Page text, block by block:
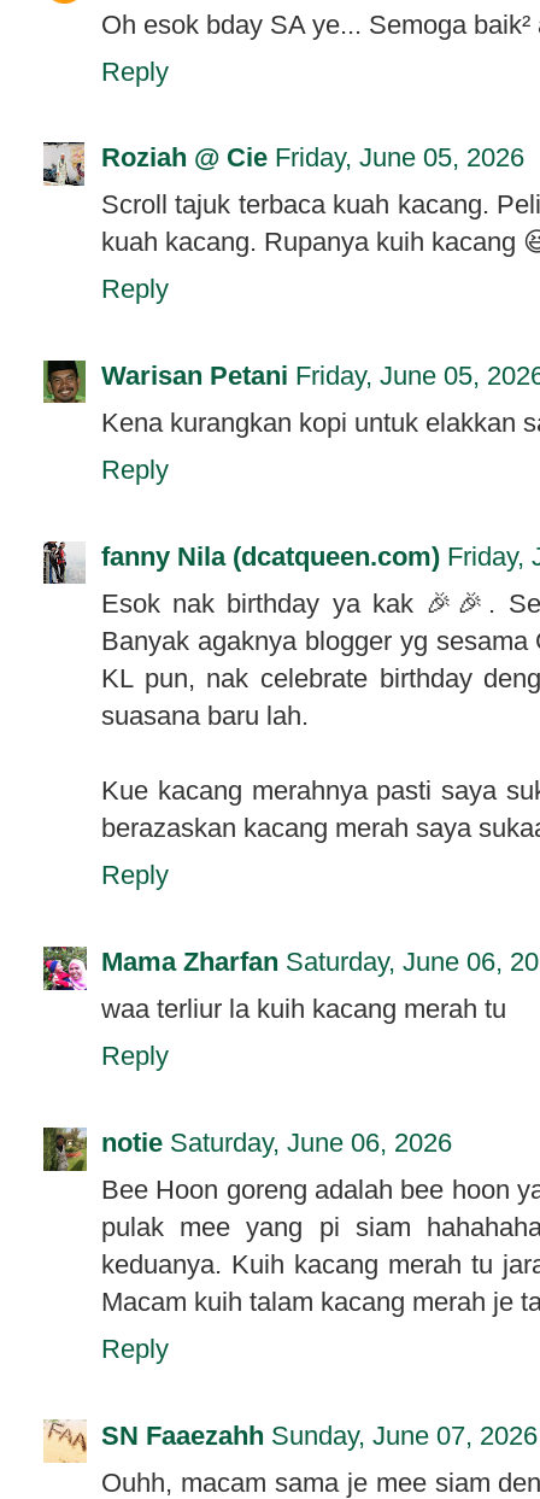
Oh esok bday SA ye... Semoga baik²
Reply
Roziah @ Cie Friday, June 05, 2026
Scroll tajuk terbaca kuah kacang.
kuah kacang. Rupanya kuih kacang
Reply
Warisan Petani Friday, June 05,
Kena kurangkan kopi untuk elakkan
Reply
fanny Nila (dcatqueen.com) Friday,
Esok nak birthday ya kak 🎉🎉.
Banyak agaknya blogger yg
KL pun, nak celebrate birthday
suasana baru lah.
Kue kacang merahnya pasti saya
berazaskan kacang merah saya
Reply
Mama Zharfan Saturday, June 06,
waa terliur la kuih kacang merah tu
Reply
notie Saturday, June 06, 2026
Bee Hoon goreng adalah bee hoon
pulak mee yang pi siam
keduanya. Kuih kacang merah tu
Macam kuih talam kacang merah je
Reply
SN Faaezahh Sunday, June 07, 2026
Ouhh, macam sama je mee siam